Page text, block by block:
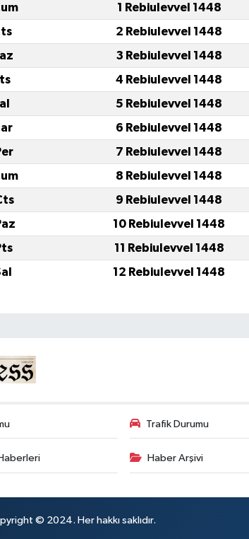
1 Rebiulevvel 1448
2 Rebiulevvel 1448
3 Rebiulevvel 1448
4 Rebiulevvel 1448
5 Rebiulevvel 1448
6 Rebiulevvel 1448
7 Rebiulevvel 1448
8 Rebiulevvel 1448
9 Rebiulevvel 1448
10 Rebiulevvel 1448
11 Rebiulevvel 1448
12 Rebiulevvel 1448
Trafik Durumu
Haber Arşivi
© 2024. Her hakkı saklıdır.